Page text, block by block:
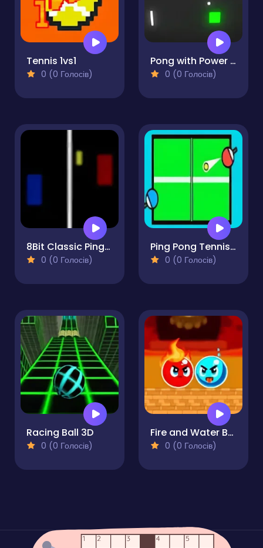
Tennis 1vs1
0 (0 Голосів)
Pong with Power Ups
0 (0 Голосів)
8Bit Classic PingPong
0 (0 Голосів)
Ping Pong Tennis Table 2D
0 (0 Голосів)
Racing Ball 3D
0 (0 Голосів)
Fire and Water Ball
0 (0 Голосів)